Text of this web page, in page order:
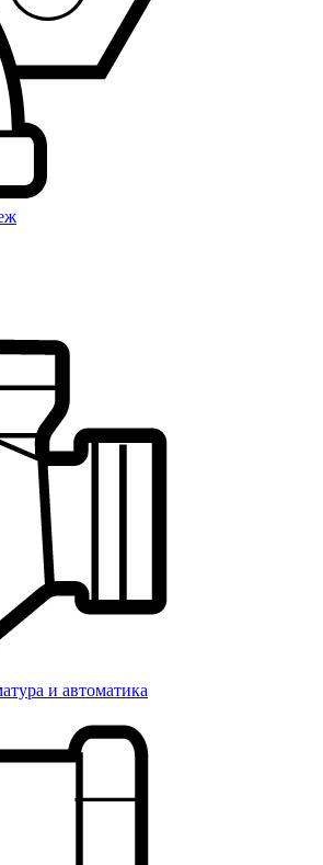
и автоматика